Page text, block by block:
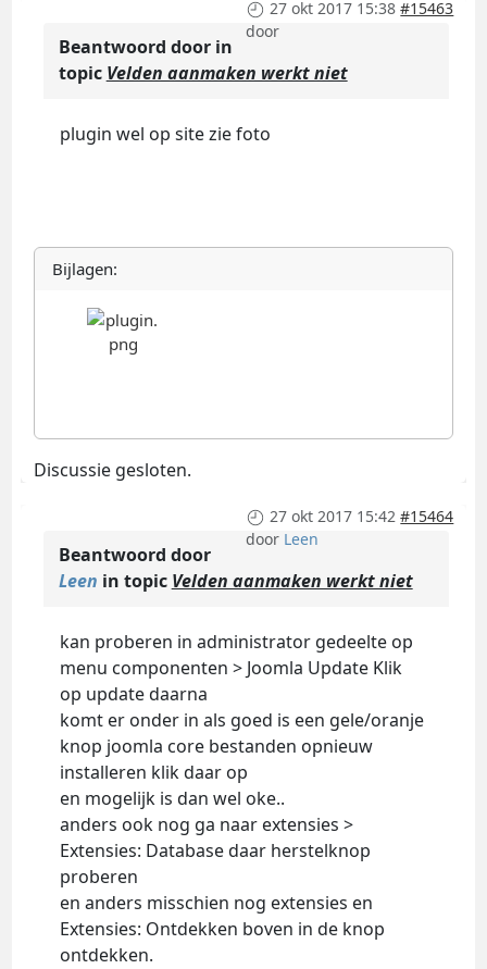
27 okt 2017 15:38 #15463
door
Beantwoord door in
topic Velden aanmaken werkt niet
plugin wel op site zie foto
Bijlagen:
Discussie gesloten.
27 okt 2017 15:42 #15464
door Leen
Beantwoord door
Leen in topic Velden aanmaken werkt niet
kan proberen in administrator gedeelte op
menu componenten > Joomla Update Klik
op update daarna
komt er onder in als goed is een gele/oranje
knop joomla core bestanden opnieuw
installeren klik daar op
en mogelijk is dan wel oke..
anders ook nog ga naar extensies >
Extensies: Database daar herstelknop
proberen
en anders misschien nog extensies en
Extensies: Ontdekken boven in de knop
ontdekken.